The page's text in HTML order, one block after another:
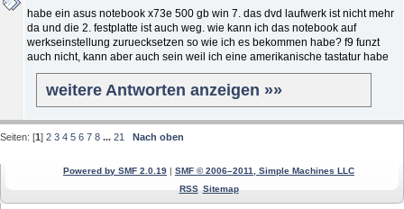
habe ein asus notebook x73e 500 gb win 7. das dvd laufwerk ist nicht mehr
da und die 2. festplatte ist auch weg. wie kann ich das notebook auf
werkseinstellung zuruecksetzen so wie ich es bekommen habe? f9 funzt
auch nicht, kann aber auch sein weil ich eine amerikanische tastatur habe
weitere Antworten anzeigen »»
Seiten: [1] 2 3 4 5 6 7 8 ... 21 Nach oben
Powered by SMF 2.0.19 | SMF © 2006–2011, Simple Machines LLC
RSS Sitemap